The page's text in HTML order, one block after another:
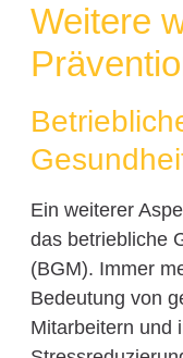
Weitere
Ein weiterer
das betriebliche
(BGM). Immer
Bedeutung von
Mitarbeitern und